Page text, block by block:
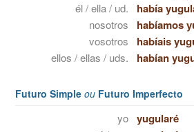
él / ella / ud. había
nosotros habíamos
vosotros habíais
ellos / ellas / uds. habían
Futuro Simple ou Futuro Imperfecto
yo yugularé